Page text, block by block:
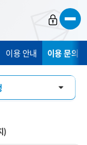
이용 안내 이용 문의
)